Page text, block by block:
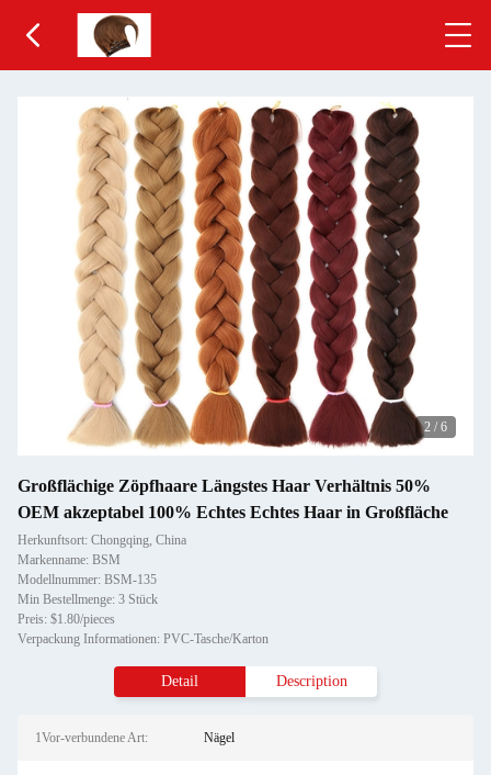
2 / 6
Großflächige Zöpfhaare Längstes Haar Verhältnis 50%
OEM akzeptabel 100% Echtes Echtes Haar in Großfläche
Herkunftsort: Chongqing, China
Markenname: BSM
Modellnummer: BSM-135
Min Bestellmenge: 3 Stück
Preis: $1.80/pieces
Verpackung Informationen: PVC-Tasche/Karton
Detail Description
1Vor-verbundene Art: Nägel